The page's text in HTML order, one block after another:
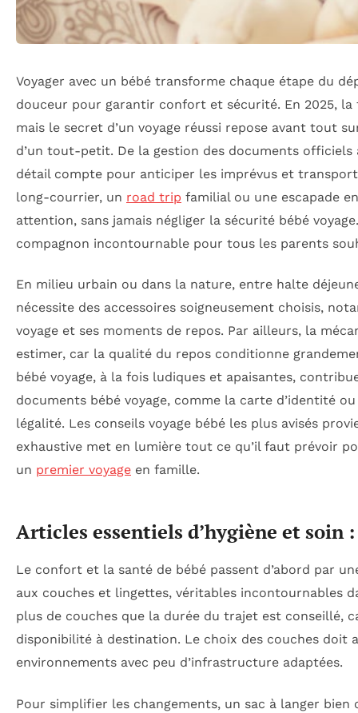
Voyager avec un bébé transforme chaque étape du
douceur pour garantir confort et sécurité. En 2025,
mais le secret d’un voyage réussi repose avant tout
d’un tout-petit. De la gestion des documents officiels
détail compte pour anticiper les imprévus et
long-courrier, un road trip familial ou une escapade
attention, sans jamais négliger la sécurité bébé
compagnon incontournable pour tous les parents
En milieu urbain ou dans la nature, entre halte
nécessite des accessoires soigneusement choisis,
voyage et ses moments de repos. Par ailleurs, la
estimer, car la qualité du repos conditionne
bébé voyage, à la fois ludiques et apaisantes,
documents bébé voyage, comme la carte d’identité
légalité. Les conseils voyage bébé les plus avisés
exhaustive met en lumière tout ce qu’il faut prévoir
un premier voyage en famille.
Articles essentiels d’hygiène et soin
Le confort et la santé de bébé passent d’abord par
aux couches et lingettes, véritables incontournables
plus de couches que la durée du trajet est conseillé,
disponibilité à destination. Le choix des couches
environnements avec peu d’infrastructure adaptées.
Pour simplifier les changements, un sac à langer